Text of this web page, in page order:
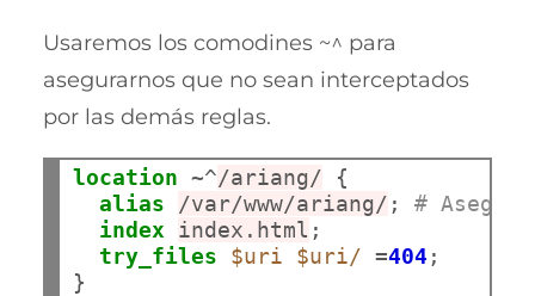
Usaremos los comodines ~^ para
asegurarnos que no sean interceptados
por las demás reglas.
location ~^/ariang/ {
alias
/var/www/ariang/ ; #
index
index.html ;
try_files
$uri $uri/ =404 ;
}